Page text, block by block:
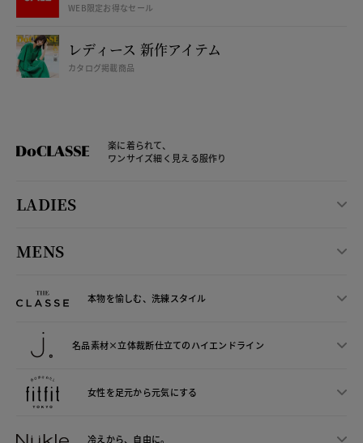
WEB限定お得なセール
レディース 新作アイテム
カタログ掲載商品
楽に着られて、
ワンサイズ細く見える服作り
LADIES
MENS
本物を愉しむ、洗練スタイル
名品素材×立体裁断仕立てのハイエンドライン
女性を足元から元気にする
冷えから、 自由に。